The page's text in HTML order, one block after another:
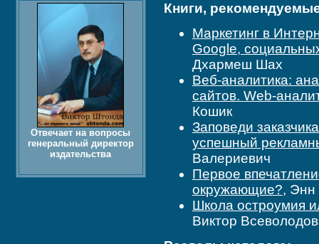
Книги,
Маркетинг в
Google,
Дхармеш Шах
Веб-аналитика:
сайтов. Web-
Кошик
Заповеди
успешный
Валериевич
Первое
окружающие?, Энн
Школа остроумия
Виктор
Отвечает на вопросы
генеральный директор
издательства